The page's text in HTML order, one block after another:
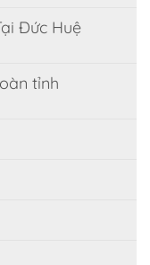
Đức Huệ
tỉnh